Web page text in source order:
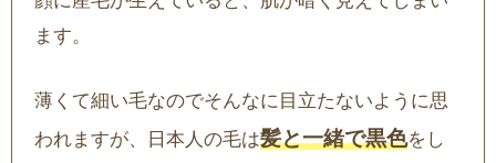
ます。
薄くて細い毛なのでそんなに目立たないように思
われますが、日本人の毛は髪と一緒で黒色をし